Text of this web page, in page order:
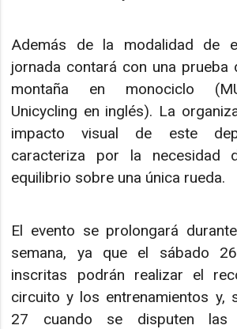
Además de la modalidad de
jornada contará con una prueba
montaña en monociclo
Unicycling en inglés). La
impacto visual de este
caracteriza por la necesidad
equilibrio sobre una única rueda.
El evento se prolongará
semana, ya que el sábado
inscritas podrán realizar el
circuito y los entrenamientos y,
27 cuando se disputen las